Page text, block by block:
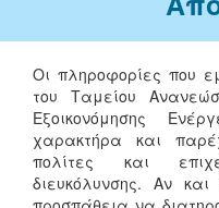
Οι πληροφορίες που
του Ταμείου
Εξοικονόμησης
χαρακτήρα και
πολίτες και
διευκόλυνσης. Αν